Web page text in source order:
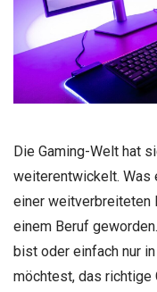
Die Gaming-Welt hat
weiterentwickelt. Was
einer weitverbreiteten
einem Beruf
bist oder einfach nur
möchtest, das richtige